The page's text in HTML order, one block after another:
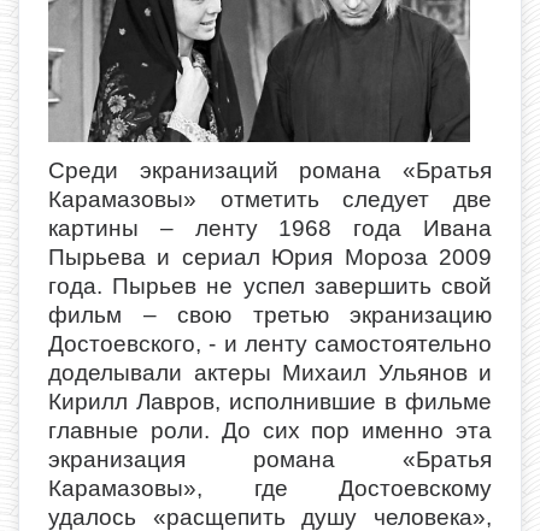
Среди экранизаций романа «Братья
Карамазовы» отметить следует две
картины – ленту 1968 года Ивана
Пырьева и сериал Юрия Мороза 2009
года. Пырьев не успел завершить свой
фильм – свою третью экранизацию
Достоевского, - и ленту самостоятельно
доделывали актеры Михаил Ульянов и
Кирилл Лавров, исполнившие в фильме
главные роли. До сих пор именно эта
экранизация романа «Братья
Карамазовы», где Достоевскому
удалось «расщепить душу человека»,